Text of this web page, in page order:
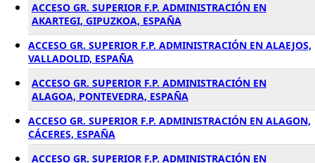
ACCESO GR. SUPERIOR F.P. ADMINISTRACIÓN EN
AKARTEGI, GIPUZKOA, ESPAÑA
ACCESO GR. SUPERIOR F.P. ADMINISTRACIÓN EN ALAEJOS,
VALLADOLID, ESPAÑA
ACCESO GR. SUPERIOR F.P. ADMINISTRACIÓN EN
ALAGOA, PONTEVEDRA, ESPAÑA
ACCESO GR. SUPERIOR F.P. ADMINISTRACIÓN EN ALAGON,
CÁCERES, ESPAÑA
ACCESO GR. SUPERIOR F.P. ADMINISTRACIÓN EN